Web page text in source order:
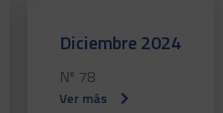
Diciembre 2024
Nº 78
Ver más